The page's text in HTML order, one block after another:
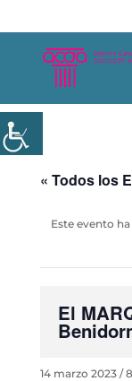
« Todos los
Este evento
El
14 marzo 2023 /